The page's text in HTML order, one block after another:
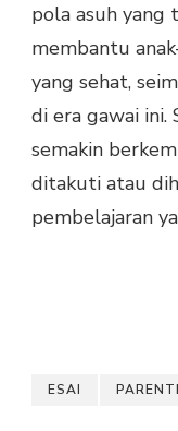
pola asuh yang
membantu
yang sehat,
di era gawai ini.
semakin
ditakuti atau
pembelajaran
ESAI